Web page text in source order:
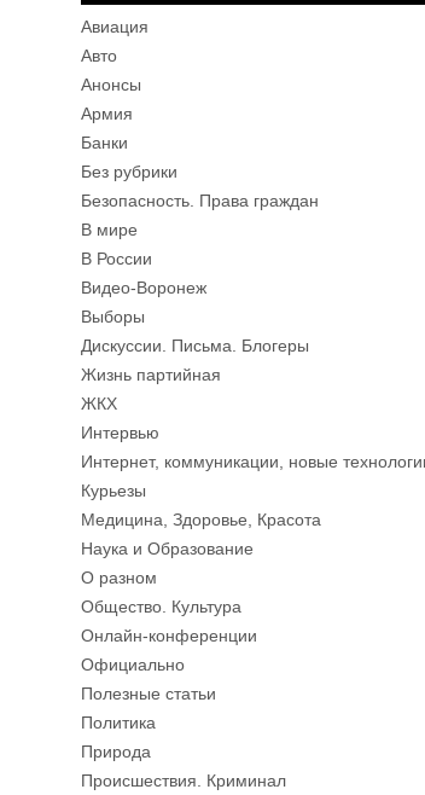
Авиация
Авто
Анонсы
Армия
Банки
Без рубрики
Безопасность. Права граждан
В мире
В России
Видео-Воронеж
Выборы
Дискуссии. Письма. Блогеры
Жизнь партийная
ЖКХ
Интервью
Интернет, коммуникации, новые
Курьезы
Медицина, Здоровье, Красота
Наука и Образование
О разном
Общество. Культура
Онлайн-конференции
Официально
Полезные статьи
Политика
Природа
Происшествия. Криминал